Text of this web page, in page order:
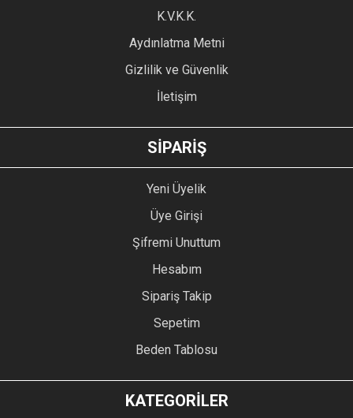
Ürün fiyatı diğer sitelerden daha pahalı.
GÖNDER
K.V.K.K.
Aydınlatma Metni
Gizlilik ve Güvenlik
İletişim
SİPARİŞ
Yeni Üyelik
Üye Girişi
Şifremi Unuttum
Hesabım
Sipariş Takip
Sepetim
Beden Tablosu
KATEGORİLER